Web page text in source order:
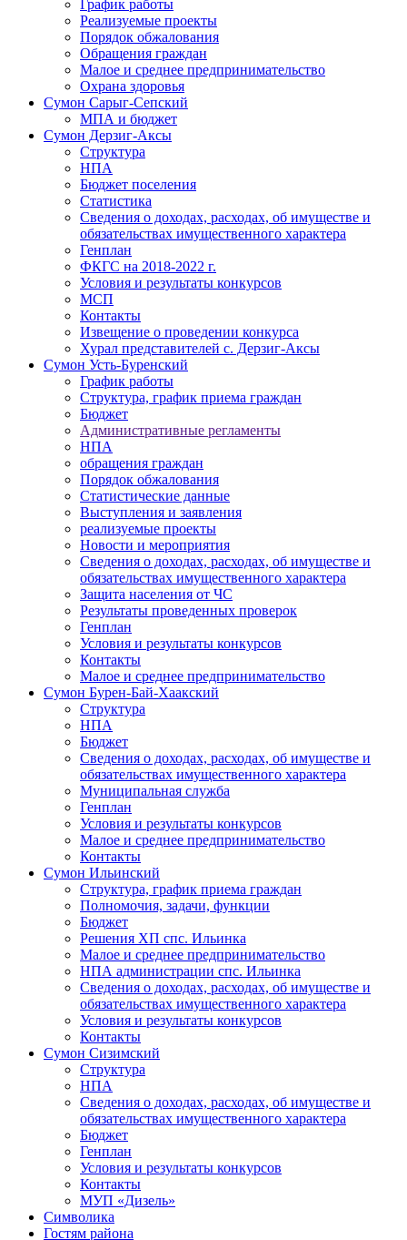
График работы
Реализуемые проекты
Порядок обжалования
Обращения граждан
Малое и среднее предпринимательство
Охрана здоровья
Сумон Сарыг-Сепский
МПА и бюджет
Сумон Дерзиг-Аксы
Структура
НПА
Бюджет поселения
Статистика
Сведения о доходах, расходах, об имуществе и
обязательствах имущественного характера
Генплан
ФКГС на 2018-2022 г.
Условия и результаты конкурсов
МСП
Контакты
Извещение о проведении конкурса
Хурал представителей с. Дерзиг-Аксы
Сумон Усть-Буренский
График работы
Структура, график приема граждан
Бюджет
Административные регламенты
НПА
обращения граждан
Порядок обжалования
Статистические данные
Выступления и заявления
реализуемые проекты
Новости и мероприятия
Сведения о доходах, расходах, об имуществе и
обязательствах имущественного характера
Защита населения от ЧС
Результаты проведенных проверок
Генплан
Условия и результаты конкурсов
Контакты
Малое и среднее предпринимательство
Сумон Бурен-Бай-Хаакский
Структура
НПА
Бюджет
Сведения о доходах, расходах, об имуществе и
обязательствах имущественного характера
Муниципальная служба
Генплан
Условия и результаты конкурсов
Малое и среднее предпринимательство
Контакты
Сумон Ильинский
Структура, график приема граждан
Полномочия, задачи, функции
Бюджет
Решения ХП спс. Ильинка
Малое и среднее предпринимательство
НПА администрации спс. Ильинка
Сведения о доходах, расходах, об имуществе и
обязательствах имущественного характера
Условия и результаты конкурсов
Контакты
Сумон Сизимский
Структура
НПА
Сведения о доходах, расходах, об имуществе и
обязательствах имущественного характера
Бюджет
Генплан
Условия и результаты конкурсов
Контакты
МУП «Дизель»
Символика
Гостям района